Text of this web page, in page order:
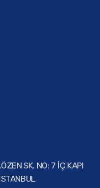
SK. NO: 7 İÇ KAPI